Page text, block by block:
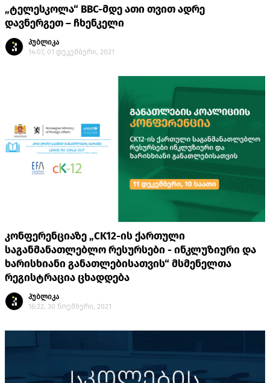
„ტელესკოლა“ BBC-მდე ათი თვით ადრე
დავნერგეთ – ჩხენკელი
პუბლიკა
14:07, 01 დეკემბერი, 2021
კონფერენციაზე „CK12-ის ქართული
საგანმანათლებლო რესურსები - ინკლუზიური და
ხარისხიანი განათლებისათვის“ მსმენელთა
რეგისტრაცია ცხადდება
პუბლიკა
16:22, 30 ნოემბერი, 2021